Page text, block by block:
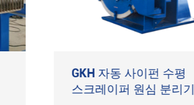
GKH 자동 사이펀 수평
스크레이퍼 원심 분리기